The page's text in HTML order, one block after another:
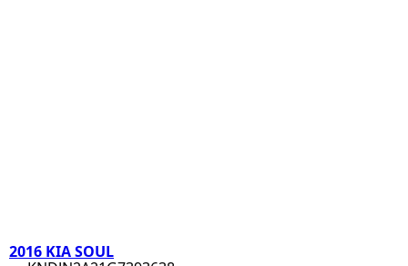
2016 KIA SOUL